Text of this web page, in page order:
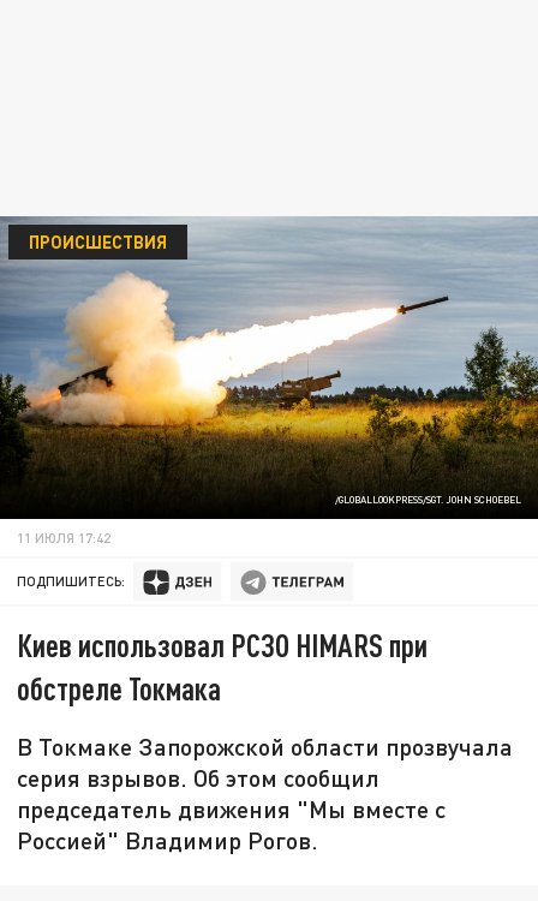
/GLOBALLOOKPRESS/SGT. JOHN SCHOEBEL
ПРОИСШЕСТВИЯ
11 ИЮЛЯ 17:42
ПОДПИШИТЕСЬ:
Киев использовал РСЗО HIMARS при
обстреле Токмака
В Токмаке Запорожской области прозвучала
серия взрывов. Об этом сообщил
председатель движения "Мы вместе с
Россией" Владимир Рогов.